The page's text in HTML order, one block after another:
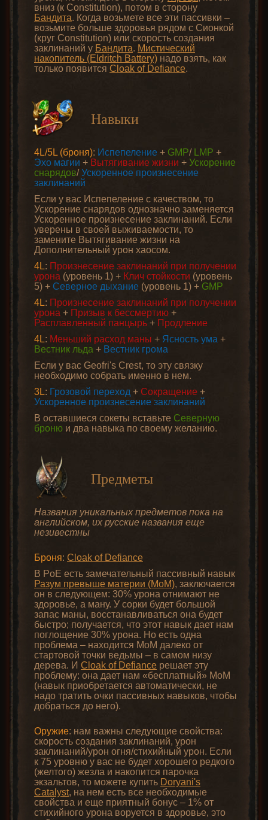
вниз (к Constitution), потом в сторону
Бандита. Когда возьмете все эти пассивки –
возьмите больше здоровья рядом с Сионкой
(круг Constitution) или скорость создания
заклинаний у Бандита. Мистический
накопитель (Eldritch Battery) надо взять, как
только появится Cloak of Defiance.
Навыки
4L/5L (броня): Испепеление + GMP/ LMP +
Эхо магии + Вытягивание жизни + Ускорение
снарядов/Ускоренное произнесение
заклинаний
Если у вас Испепеление с качеством, то
Ускорение снарядов однозначно заменяется
Ускоренное произнесение заклинаний. Если
уверены в своей выживаемости, то
замените Вытягивание жизни на
Дополнительный урон хаосом.
4L: Произнесение заклинаний при получении
урона (уровень 1) + Клич стойкости (уровень
5) + Северное дыхание (уровень 1) + GMP
4L: Произнесение заклинаний при получении
урона + Призыв к бессмертию +
Расплавленный панцырь + Продление
4L: Меньший расход маны + Ясность ума +
Вестник льда + Вестник грома
Если у вас Geofri's Crest, то эту связку
необходимо собрать именно в нем.
3L: Грозовой переход + Сокращение +
Ускоренное произнесение заклинаний
В оставшиеся сокеты вставьте Северную
броню и два навыка по своему желанию.
Предметы
Названия уникальных предметов пока на
английском, их русские названия еще
незивестны
Броня: Cloak of Defiance
В PoE есть замечательный пассивный навык
Разум превыше материи (MoM), заключается
он в следующем: 30% урона отнимают не
здоровье, а ману. У сорки будет большой
запас маны, восстанавливаться она будет
быстро; получается, что этот навык дает нам
поглощение 30% урона. Но есть одна
проблема – находится MoM далеко от
стартовой точки ведьмы – в самом низу
дерева. И Cloak of Defiance решает эту
проблему: она дает нам «бесплатный» MoM
(навык приобретается автоматически, не
надо тратить очки пассивных навыков, чтобы
добраться до него).
Оружие: нам важны следующие свойства:
скорость создания заклинаний, урон
заклинаний/урон огня/стихийный урон. Если
к 75 уровню у вас не будет хорошего редкого
(желтого) жезла и накопится парочка
экзальтов, то можете купить Doryani's
Catalyst, на нем есть все необходимые
свойства и еще приятный бонус – 1% от
стихийного урона воруется в здоровье, это